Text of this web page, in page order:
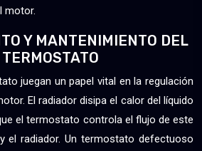
motor.
Y MANTENIMIENTO DEL
juegan un papel vital en la regulación
El radiador disipa el calor del líquido
el termostato controla el flujo de este
el radiador. Un termostato defectuoso